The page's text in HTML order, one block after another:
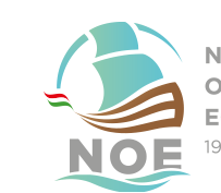
content